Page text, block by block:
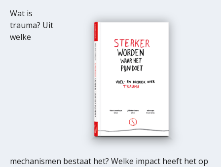
Wat is
trauma? Uit
welke
mechanismen bestaat het? Welke impact heeft het op